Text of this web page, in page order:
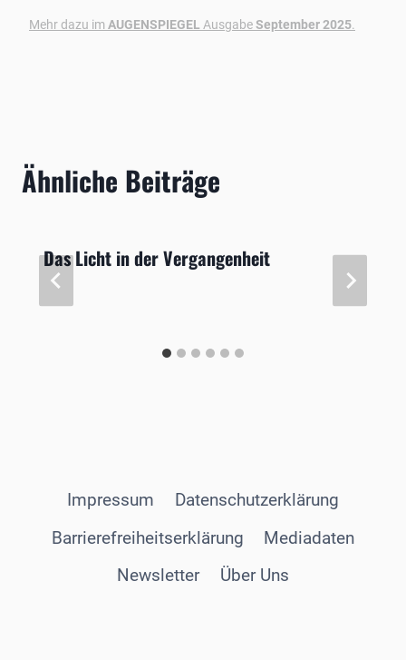
Mehr dazu imAUGENSPIEGEL AusgabeSeptember 2025.
Ähnliche Beiträge
Das Licht in der Vergangenheit
Impressum
Datenschutzerklärung
Barrierefreiheitserklärung
Mediadaten
Newsletter
Über Uns